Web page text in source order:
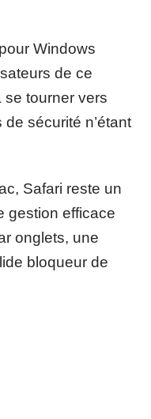
Windows
de ce
tourner vers
sécurité n’étant
Safari reste un
gestion efficace
onglets, une
bloqueur de